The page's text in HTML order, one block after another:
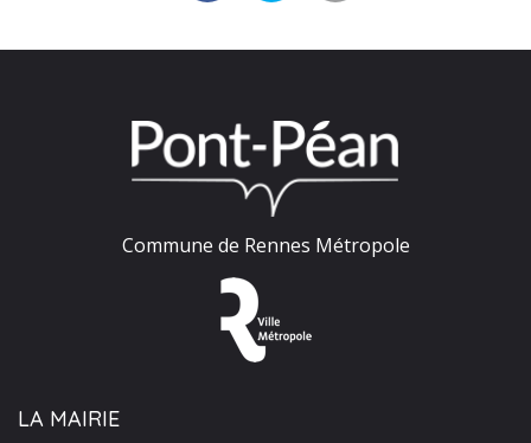
Commune de Rennes Métropole
LA MAIRIE